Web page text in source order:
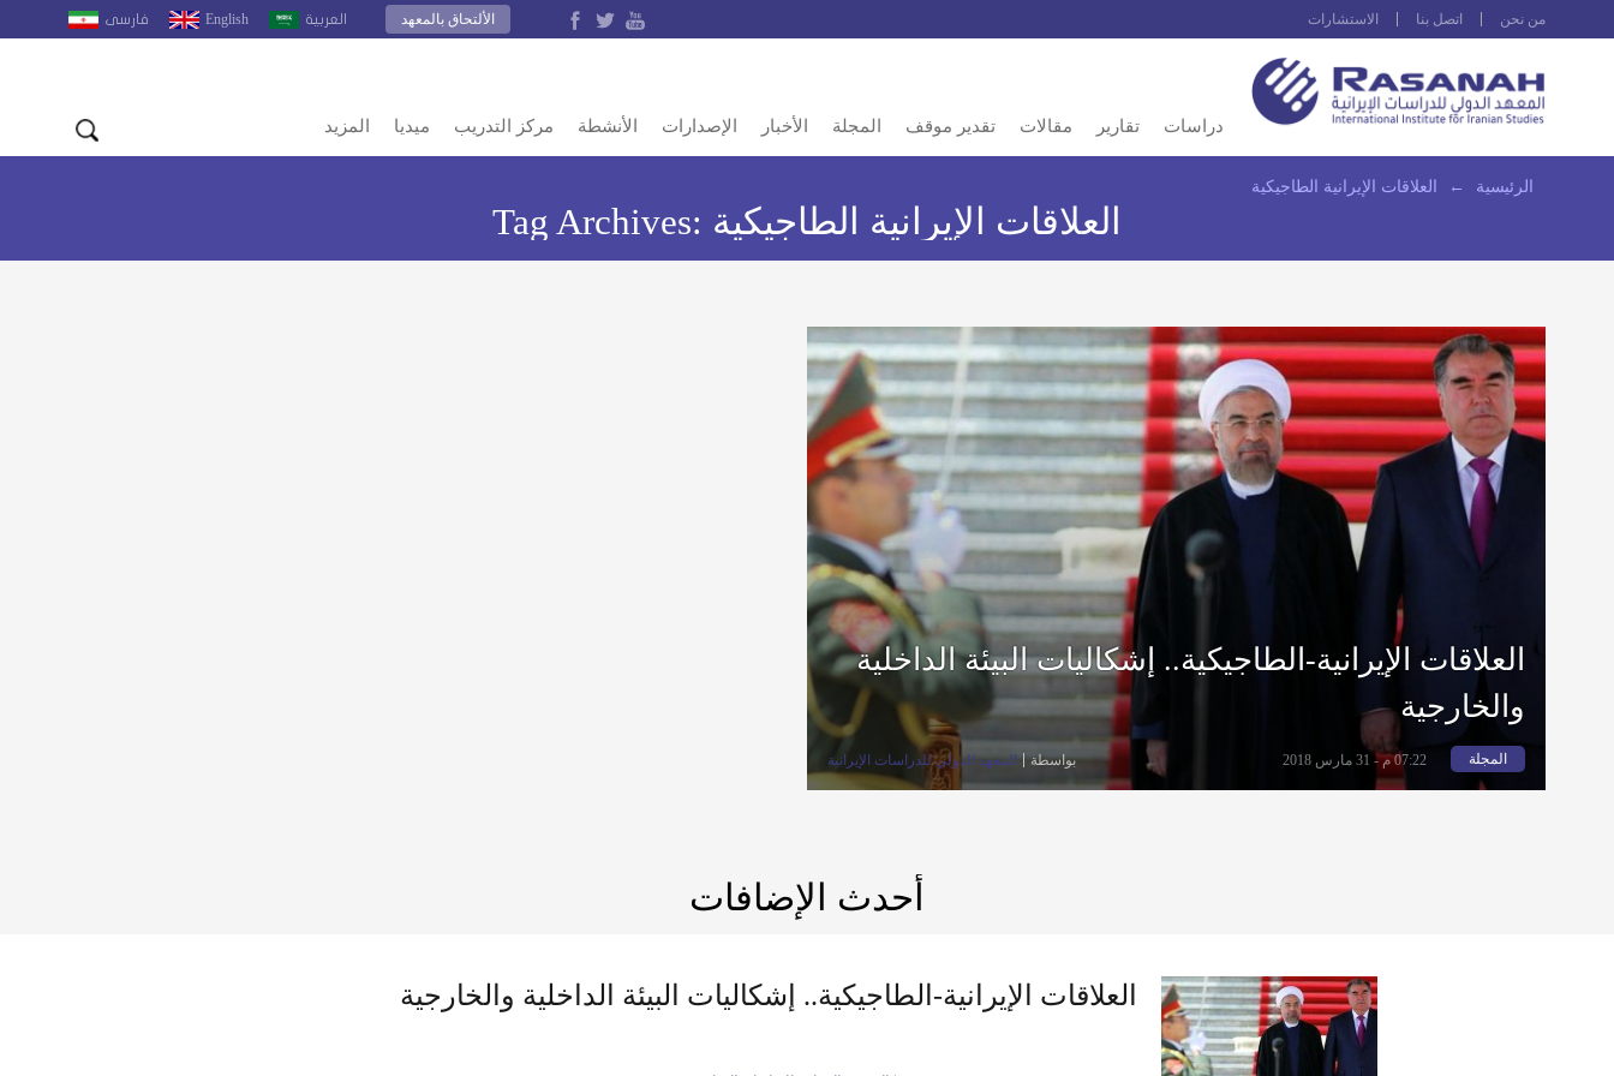
من نحن اتصل بنا الاستشارات العربية English فارسى الألتحاق بالمعهد
دراسات تقارير مقالات تقدير موقف المجلة الأخبار الإصدارات الأنشطة مركز التدريب ميديا المزيد
الرئيسية ← العلاقات الإيرانية الطاجيكية
Tag Archives: العلاقات الإيرانية الطاجيكية
العلاقات الإيرانية-الطاجيكية.. إشكاليات البيئة الداخلية
والخارجية
المجلة 07:22 م - 31 مارس 2018 بواسطة المعهد الدولي للدراسات الإيرانية
أحدث الإضافات
العلاقات الإيرانية-الطاجيكية.. إشكاليات البيئة الداخلية والخارجية